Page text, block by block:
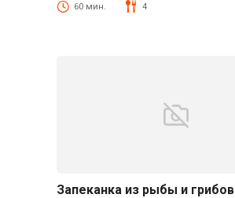
60 мин. 4
Запеканка из рыбы и грибов